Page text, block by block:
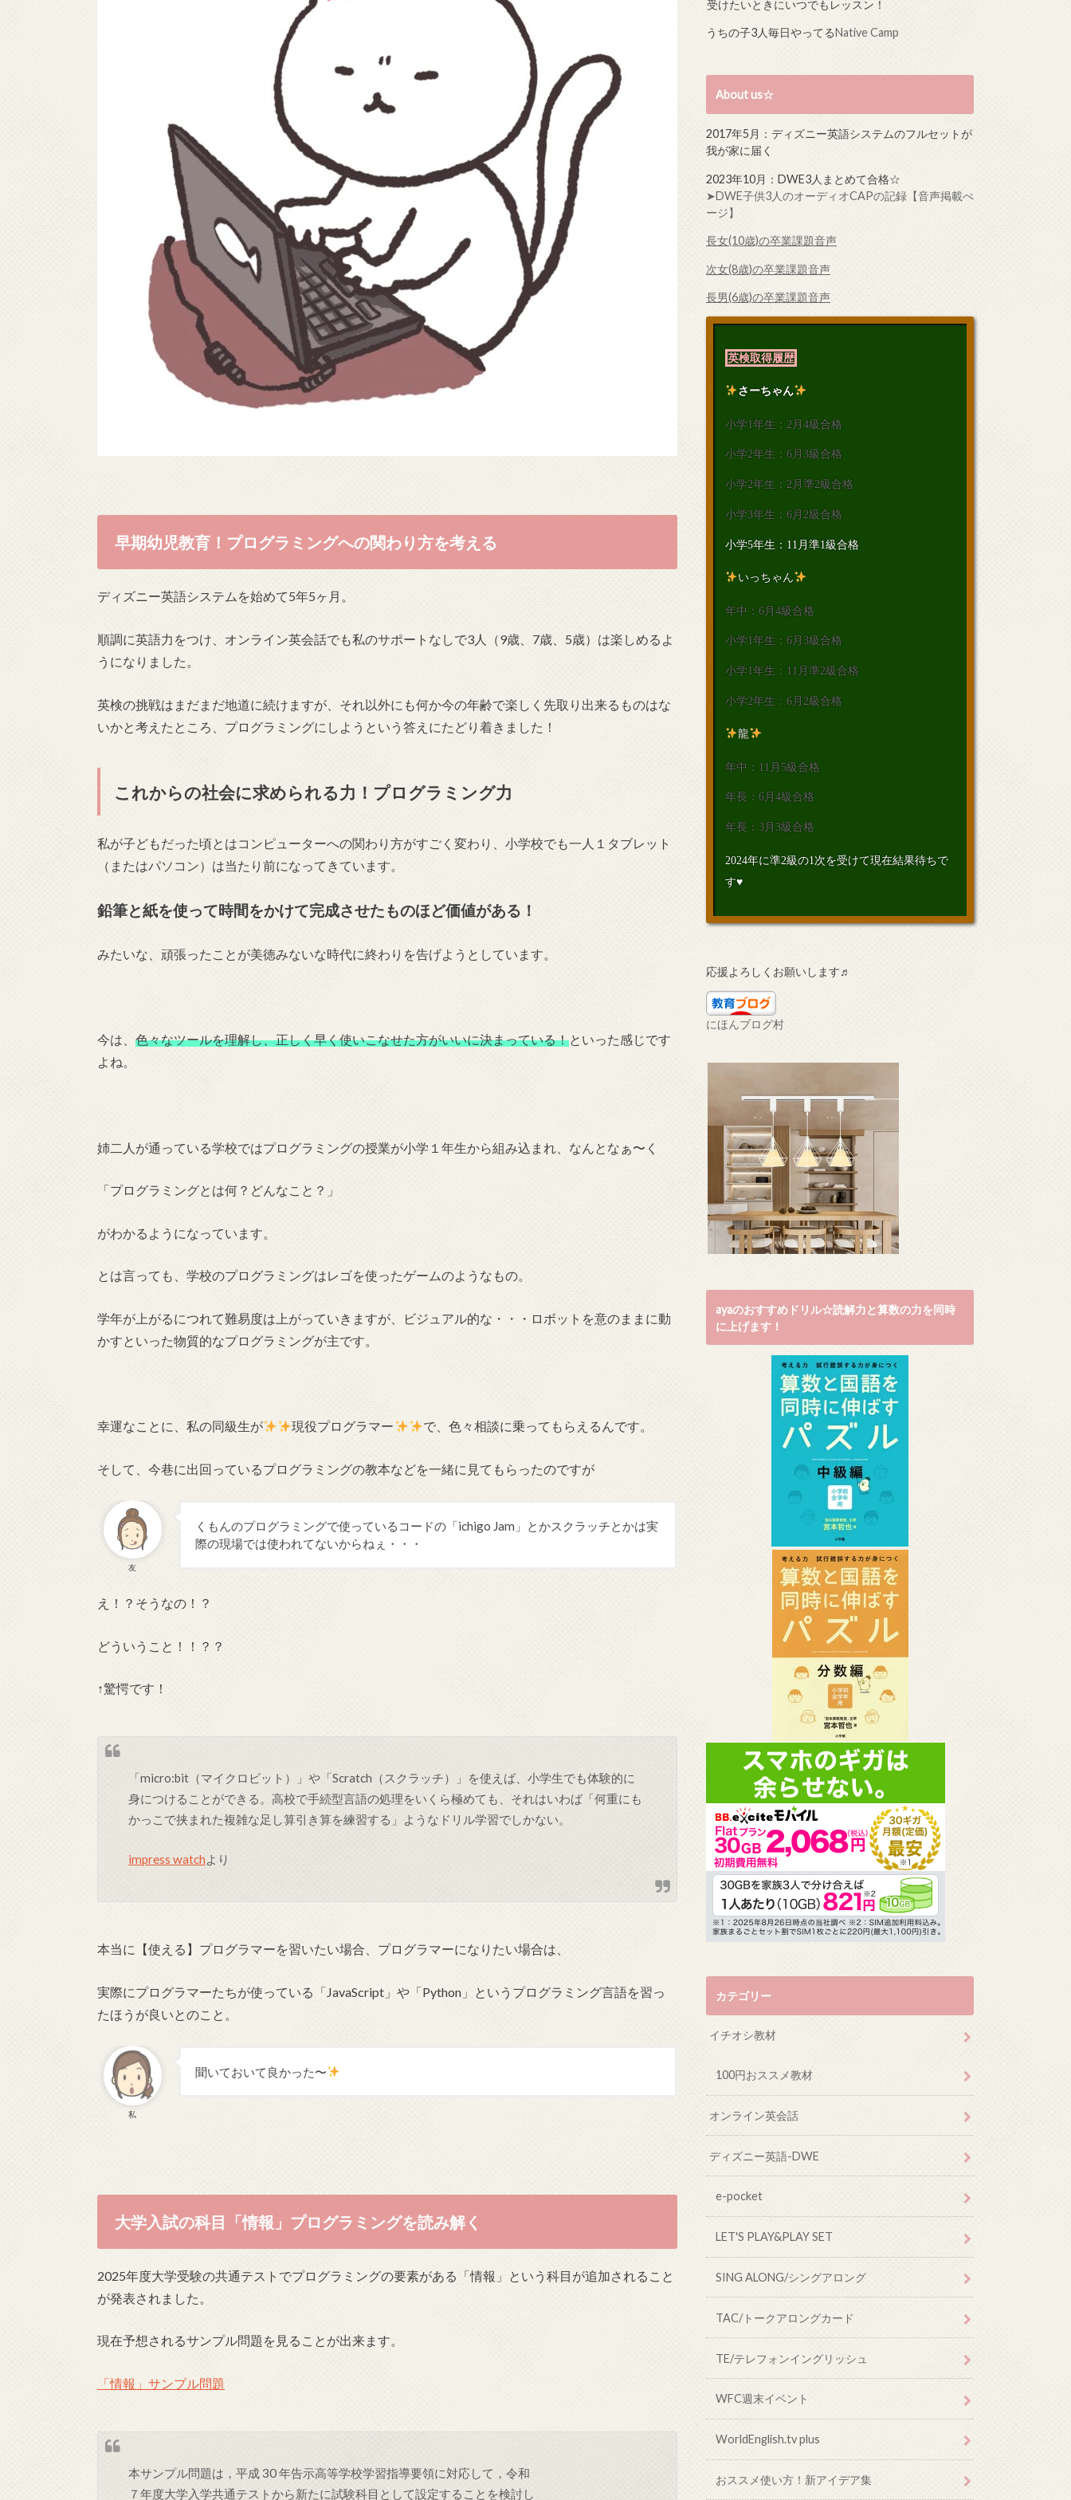
早期幼児教育！プログラミングへの関わり方を考える
ディズニー英語システムを始めて5年5ヶ月。
順調に英語力をつけ、オンライン英会話でも私のサポートなしで3人（9歳、7歳、5歳）は楽しめるよ
うになりました。
英検の挑戦はまだまだ地道に続けますが、それ以外にも何か今の年齢で楽しく先取り出来るものはな
いかと考えたところ、プログラミングにしようという答えにたどり着きました！
これからの社会に求められる力！プログラミング力
私が子どもだった頃とはコンピューターへの関わり方がすごく変わり、小学校でも一人１タブレット
（またはパソコン）は当たり前になってきています。
鉛筆と紙を使って時間をかけて完成させたものほど価値がある！
みたいな、頑張ったことが美徳みないな時代に終わりを告げようとしています。
今は、 色々なツールを理解し、正しく早く使いこなせた方がいいに決まっている！といった感じです
よね。
姉二人が通っている学校ではプログラミングの授業が小学１年生から組み込まれ、なんとなぁ〜く
「プログラミングとは何？どんなこと？」
がわかるようになっています。
とは言っても、学校のプログラミングはレゴを使ったゲームのようなもの。
学年が上がるにつれて難易度は上がっていきますが、ビジュアル的な・・・ロボットを意のままに動
かすといった物質的なプログラミングが主です。
幸運なことに、私の同級生が 現役プログラマー で、色々相談に乗ってもらえるんです。
そして、今巷に出回っているプログラミングの教本などを一緒に見てもらったのですが
友
くもんのプログラミングで使っているコードの「ichigo Jam」とかスクラッチとかは実
際の現場では使われてないからねぇ・・・
え！？そうなの！？
どういうこと！！？？
↑驚愕です！
「micro:bit（マイクロビット）」や「Scratch（スクラッチ）」を使えば、小学生でも体験的に
身につけることができる。高校で手続型言語の処理をいくら極めても、それはいわば「何重にも
かっこで挟まれた複雑な足し算引き算を練習する」ようなドリル学習でしかない。
impress watchより
本当に【使える】プログラマーを習いたい場合、プログラマーになりたい場合は、
実際にプログラマーたちが使っている「JavaScript」や「Python」というプログラミング言語を習っ
たほうが良いとのこと。
私
聞いておいて良かった〜
大学入試の科目「情報」プログラミングを読み解く
2025年度大学受験の共通テストでプログラミングの要素がある「情報」という科目が追加されること
が発表されました。
現在予想されるサンプル問題を見ることが出来ます。
「情報」サンプル問題
本サンプル問題は，平成 30 年告示高等学校学習指導要領に対応して，令和
７年度大学入学共通テストから新たに試験科目として設定することを検討し
受けたいときにいつでもレッスン！
うちの子3人毎日やってるNative Camp
About us☆
2017年5月：ディズニー英語システムのフルセットが
我が家に届く
2023年10月：DWE3人まとめて合格☆
➤DWE子供3人のオーディオCAPの記録【音声掲載ぺ
ージ】
長女(10歳)の卒業課題音声
次女(8歳)の卒業課題音声
長男(6歳)の卒業課題音声
英検取得履歴
さーちゃん
小学1年生：2月4級合格
小学2年生：6月3級合格
小学2年生：2月準2級合格
小学3年生：6月2級合格
小学5年生：11月準1級合格
いっちゃん
年中：6月4級合格
小学1年生：6月3級合格
小学1年生：11月準2級合格
小学2年生：6月2級合格
龍
年中：11月5級合格
年長：6月4級合格
年長：3月3級合格
2024年に準2級の1次を受けて現在結果待ちで
す♥
応援よろしくお願いします♬
にほんブログ村
ayaのおすすめドリル☆読解力と算数の力を同時
に上げます！
カテゴリー
イチオシ教材
100円おススメ教材
オンライン英会話
ディズニー英語-DWE
e-pocket
LET'S PLAY&PLAY SET
SING ALONG/シングアロング
TAC/トークアロングカード
TE/テレフォンイングリッシュ
WFC週末イベント
WorldEnglish.tv plus
おススメ使い方！新アイデア集